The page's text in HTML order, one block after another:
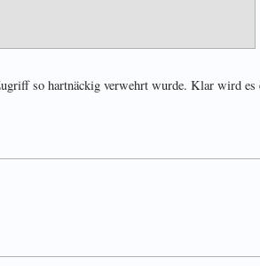
so hartnäckig verwehrt wurde. Klar wird es